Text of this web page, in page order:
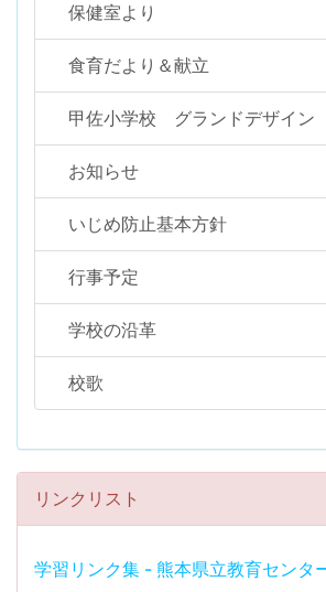
保健室より
食育だより＆献立
甲佐小学校 グランドデザイン
お知らせ
いじめ防止基本方針
行事予定
学校の沿革
校歌
リンクリスト
学習リンク集 - 熊本県立教育センタ